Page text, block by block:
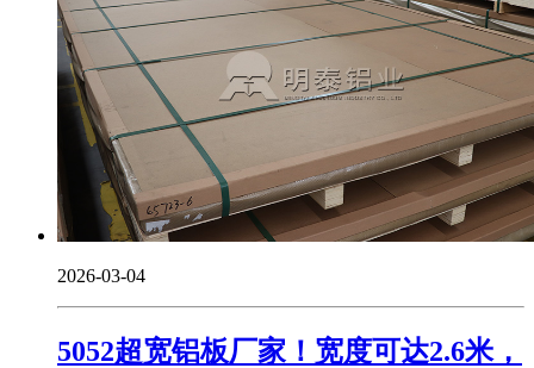
2026-03-04
5052超宽铝板厂家！宽度可达2.6米，